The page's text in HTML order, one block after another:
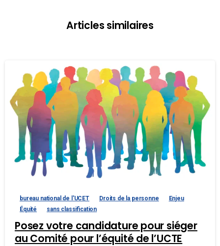
Articles similaires
bureau national de l'UCET Droits de la personne
Enjeu
Équité
sans classification
Posez votre candidature pour siéger
au Comité pour l’équité de l’UCTE